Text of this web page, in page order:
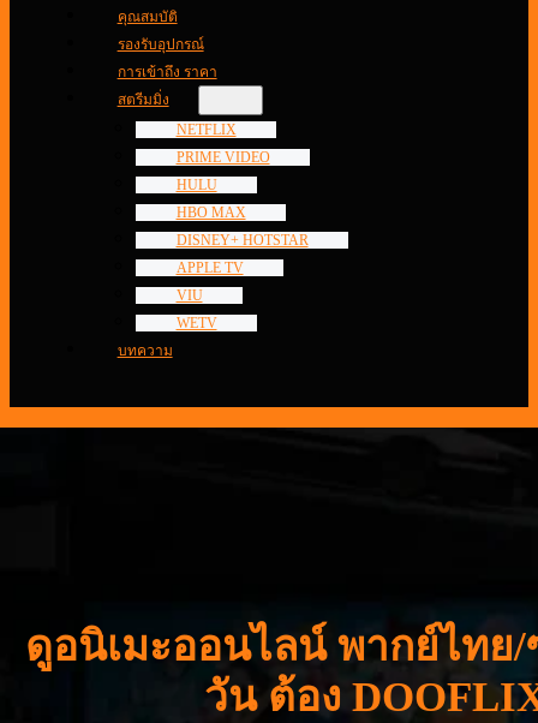
คุณสมบัติ
รองรับอุปกรณ์
การเข้าถึง ราคา
สตรีมมิ่ง
NETFLIX
PRIME VIDEO
HULU
HBO MAX
DISNEY+ HOTSTAR
APPLE TV
VIU
WETV
บทความ
ดูอนิเมะออนไลน์ พากย์ไทย
วัน ต้อง